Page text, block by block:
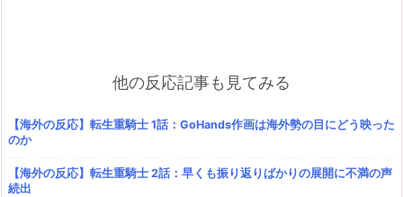
他の反応記事も見てみる
【海外の反応】転生重騎士 1話：GoHands作画は海外勢の目にどう映った
のか
【海外の反応】転生重騎士 2話：早くも振り返りばかりの展開に不満の声
続出